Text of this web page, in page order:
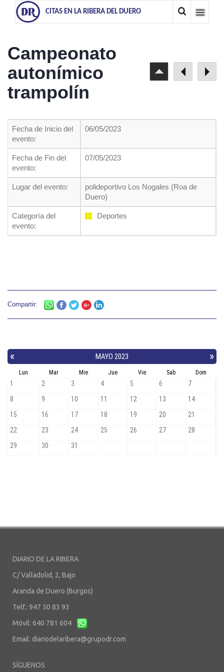
CITAS EN LA RIBERA DEL DUERO
Campeonato
autonímico
trampolín
Fecha de Inicio del
evento:
06/05/2023
Fecha de Fin del
evento:
07/05/2023
Lugar del evento:
polideportivo Los Nogales (Roa de
Duero)
Categoría del
evento:
Deportes
Compartir:
DIARIO DE LA RIBERA
C/ Valladolid, 2, Bajo
Aranda de Duero (Burgos)
Telf.: 947 50 83 93
Móvil: 640 781 604
Email: diariodelaribera@grupodr.com
SÍGUENOS